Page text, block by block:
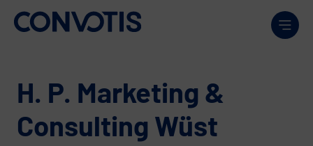
Weiter zum Inhalt
H. P. Marketing &
Consulting Wüst